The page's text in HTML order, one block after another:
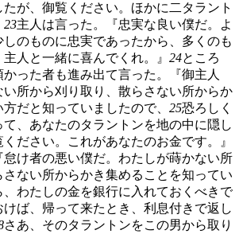
が、御覧ください。ほかに二タラント
23主人は言った。『忠実な良い僕だ。よ
しのものに忠実であったから、多くのも
人と一緒に喜んでくれ。』 24ところ
った者も進み出て言った。『御主人
所から刈り取り、散らさない所からか
だと知っていましたので、 25恐ろしく
、あなたのタラントンを地の中に隠し
ださい。これがあなたのお金です。』
怠け者の悪い僕だ。わたしが蒔かない所
ない所からかき集めることを知ってい
、わたしの金を銀行に入れておくべきで
ば、帰って来たとき、利息付きで返し
さあ、そのタラントンをこの男から取り